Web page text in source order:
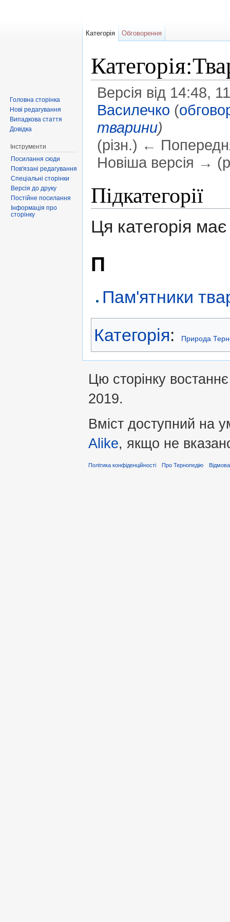
Версія від 14:48,
Василечко (
тварини)
(різн.) ←
Новіша версія →
Підкатегорії
Ця категорія має
П
Пам'ятники
Категорія: Природа
Категорія Обговорення
Головна сторінка
Нові редагування
Випадкова стаття
Довідка
Інструменти
Посилання сюди
Пов'язані редагування
Спеціальні сторінки
Версія до друку
Постійне посилання
Інформація про
сторінку
Цю сторінку
2019.
Вміст доступний на
Alike, якщо не
Політика конфіденційності Про Тернопедію Відмова